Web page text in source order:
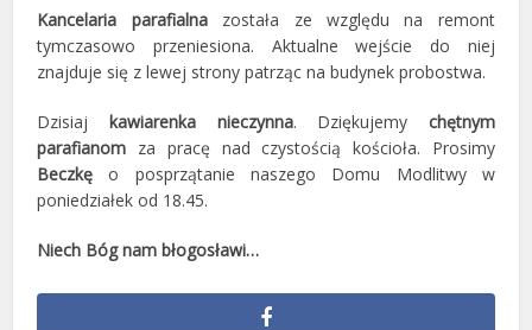
Kancelaria parafialnazostała ze względu na remont
tymczasowo przeniesiona. Aktualne wejście do niej
znajduje się z lewej strony patrząc na budynek probostwa.
Dzisiaj kawiarenka nieczynna. Dziękujemy chętnym
parafianom za pracę nad czystością kościoła. Prosimy
Beczkę o posprzątanie naszego Domu Modlitwy w
poniedziałek od 18.45.
Niech Bóg nam błogosławi…